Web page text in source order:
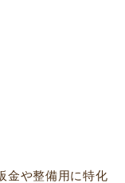
金や整備用に特化